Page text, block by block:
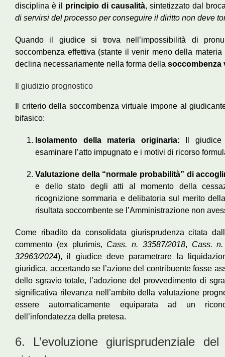
disciplina è il principio di causalità, sintetizzato dal
di servirsi del processo per conseguire il diritto non deve
Quando il giudice si trova nell’impossibilità di
soccombenza effettiva (stante il venir meno della
declina necessariamente nella forma della soccombenza
Il giudizio prognostico
Il criterio della soccombenza virtuale impone al
bifasico:
Isolamento della materia originaria: Il giudice
esaminare l’atto impugnato e i motivi di ricorso
Valutazione della “normale probabilità” di
e dello stato degli atti al momento della
ricognizione sommaria e delibatoria sul merito
risultata soccombente se l’Amministrazione non
Come ribadito da consolidata giurisprudenza citata
commento (ex plurimis, Cass. n. 33587/2018, Cass.
32963/2024), il giudice deve parametrare la
giuridica, accertando se l’azione del contribuente fosse
dello sgravio totale, l’adozione del provvedimento di
significativa rilevanza nell’ambito della valutazione
essere automaticamente equiparata ad un
dell’infondatezza della pretesa.
6. L’evoluzione giurisprudenziale